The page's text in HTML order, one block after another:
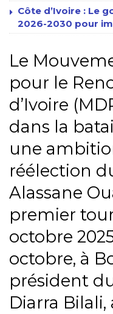
Côte d’Ivoire : Le
2026-2030 pour
Le
pour le
d’Ivoire
dans la
une
réélection
Alassane
premier
octobre
octobre, à
président
Diarra Bilali,